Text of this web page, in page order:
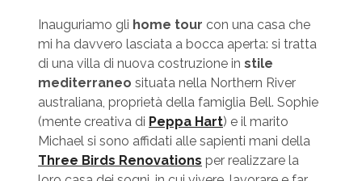
Inauguriamo gli home tour con una casa che
mi ha davvero lasciata a bocca aperta: si tratta
di una villa di nuova costruzione in stile
mediterraneo situata nella Northern River
australiana, proprietà della famiglia Bell. Sophie
(mente creativa di Peppa Hart) e il marito
Michael si sono affidati alle sapienti mani della
Three Birds Renovations per realizzare la